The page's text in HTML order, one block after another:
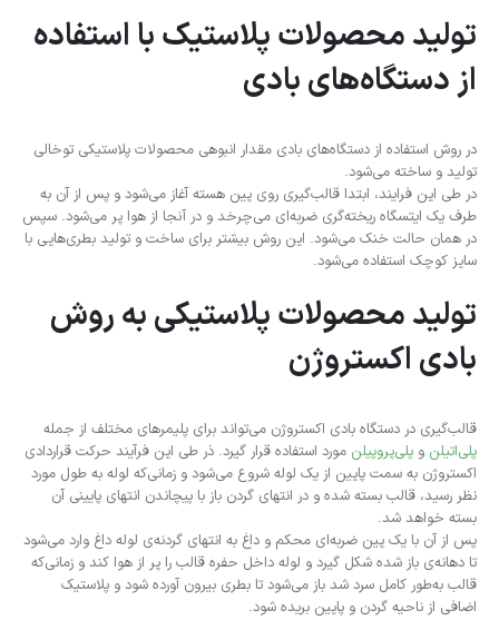
تولید محصولات پلاستیک با استفاده
از دستگاه‌های بادی
در روش استفاده از دستگاه‌های بادی مقدار انبوهی محصولات پلاستیکی توخالی
تولید و ساخته می‌شود.
در طی این فرایند، ابتدا قالب‌گیری روی پین هسته آغاز می‌شود و پس از آن به
طرف یک ایتسگاه ریخته‌گری ضربه‌ای می‌چرخد و در آنجا از هوا پر می‌شود. سپس
در همان حالت خنک می‌شود. این روش بیشتر برای ساخت و تولید بطری‌هایی با
سایز کوچک استفاده می‌شود.
تولید محصولات پلاستیکی به روش
بادی اکستروژن
قالب‌گیری در دستگاه بادی اکستروژن می‌تواند برای پلیمرهای مختلف از جمله
پلی‌اتیلن و پلی‌پروپیلن مورد استفاده قرار گیرد. ذر طی این فرآیند حرکت قراردادی
اکستروژن به سمت پایین از یک لوله شروع می‌شود و زمانی‌که لوله به طول مورد
نظر رسید، قالب بسته شده و در انتهای گردن باز با پیچاندن انتهای پایینی آن
بسته خواهد شد.
پس از آن با یک پین ضربه‌ای محکم و داغ به انتهای گردنه‌ی لوله داغ وارد می‌شود
تا دهانه‌ی باز شده شکل گیرد و لوله داخل حفره قالب را پر از هوا کند و زمانی‌که
قالب به‌طور کامل سرد شد باز می‌شود تا بطری بیرون آورده شود و پلاستیک
اضافی از ناحیه گردن و پایین بریده شود.